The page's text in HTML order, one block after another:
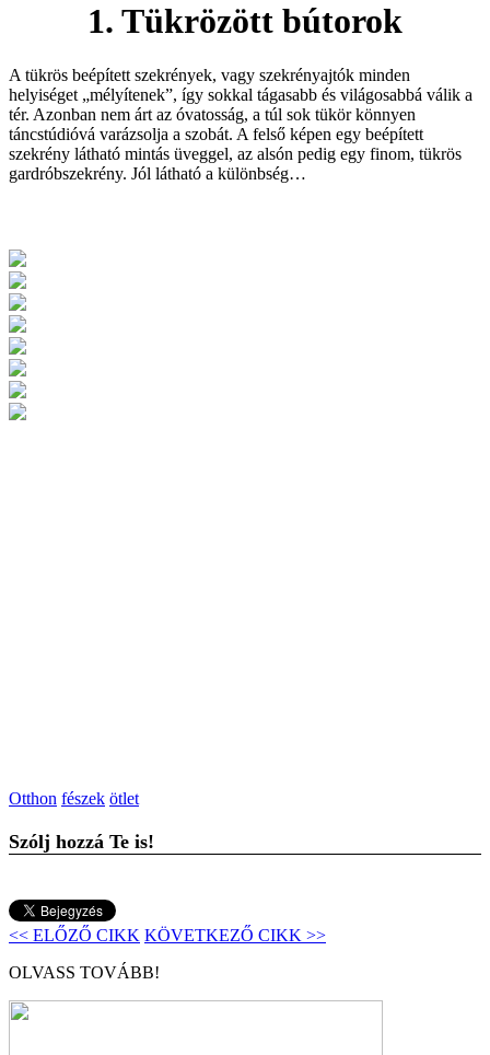
1. Tükrözött bútorok
A tükrös beépített szekrények, vagy szekrényajtók minden
helyiséget „mélyítenek”, így sokkal tágasabb és világosabbá válik a
tér. Azonban nem árt az óvatosság, a túl sok tükör könnyen
táncstúdióvá varázsolja a szobát. A felső képen egy beépített
szekrény látható mintás üveggel, az alsón pedig egy finom, tükrös
gardróbszekrény. Jól látható a különbség…
Otthon fészek ötlet
Szólj hozzá Te is!
<< ELŐZŐ CIKK KÖVETKEZŐ CIKK >>
OLVASS TOVÁBB!